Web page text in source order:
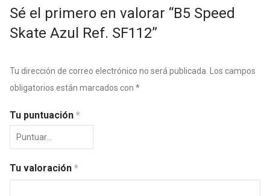
Sé el primero en valorar “B5 Speed
Skate Azul Ref. SF112”
Tu dirección de correo electrónico no será publicada.
Los campos
obligatorios están marcados con *
Tu puntuación *
Tu valoración *